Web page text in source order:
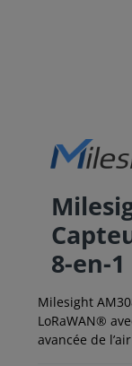
8-en-1
Milesight
LoRaWAN®
avancée de